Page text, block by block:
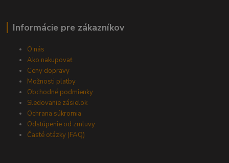
Informácie pre zákazníkov
O nás
Ako nakupovať
Ceny dopravy
Možnosti platby
Obchodné podmienky
Sledovanie zásielok
Ochrana súkromia
Odstúpenie od zmluvy
Časté otázky (FAQ)